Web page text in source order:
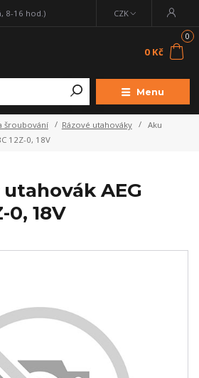
Menu
CZK
8-16 hod.)
0
0 Kč
šroubování Rázové utahováky
Aku
12Z-0, 18V
AEG
0, 18V